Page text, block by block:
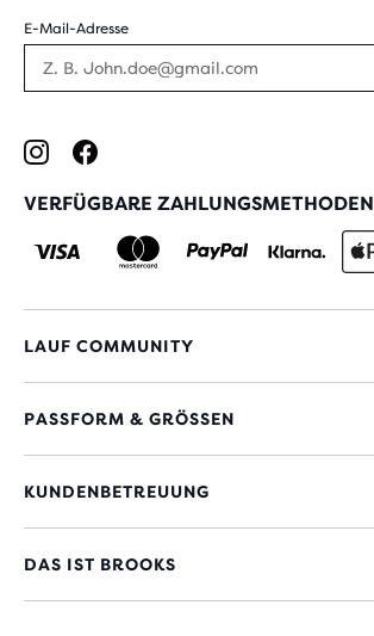
E-Mail-Adresse
VERFÜGBARE ZAHLUNGSMETHODEN
LAUF COMMUNITY
PASSFORM & GRÖSSEN
KUNDENBETREUUNG
DAS IST BROOKS